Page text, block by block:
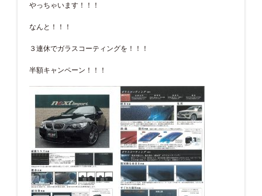
やっちゃいます！！！
なんと！！！
３連休でガラスコーティングを！！！
半額キャンペーン！！！